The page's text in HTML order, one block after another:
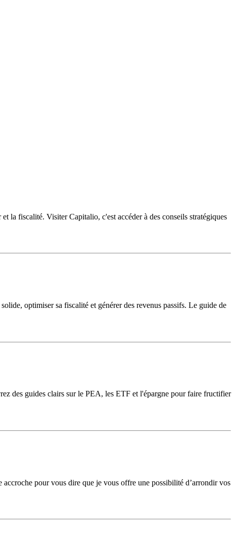
la fiscalité. Visiter Capitalio, c'est accéder à des conseils stratégiques
optimiser sa fiscalité et générer des revenus passifs. Le guide de
des guides clairs sur le PEA, les ETF et l'épargne pour faire fructifier
accroche pour vous dire que je vous offre une possibilité d’arrondir vos